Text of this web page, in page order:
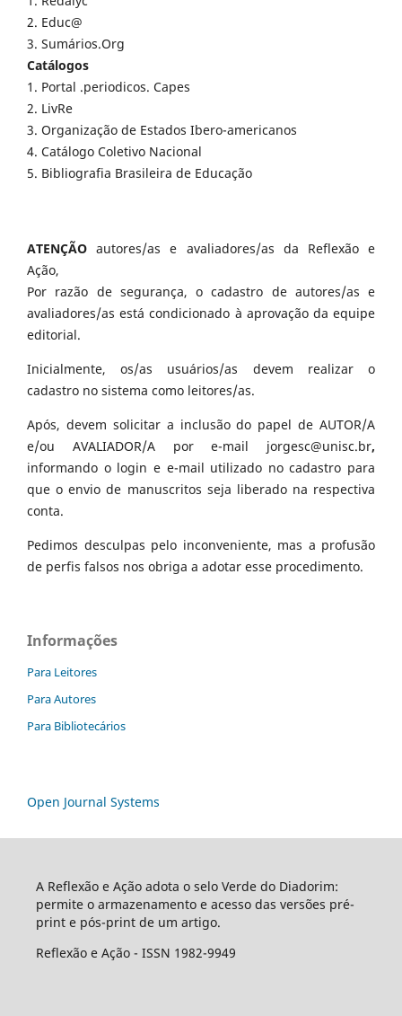
2. Educ@
3. Sumários.Org
Catálogos
1. Portal .periodicos. Capes
2. LivRe
3. Organização de Estados Ibero-americanos
4. Catálogo Coletivo Nacional
5. Bibliografia Brasileira de Educação
ATENÇÃO autores/as e avaliadores/as da Reflexão e
Ação,
Por razão de segurança, o cadastro de autores/as e
avaliadores/as está condicionado à aprovação da equipe
editorial.
Inicialmente, os/as usuários/as devem realizar o
cadastro no sistema como leitores/as.
Após, devem solicitar a inclusão do papel de AUTOR/A
e/ou AVALIADOR/A por e-mail jorgesc@unisc.br,
informando o login e e-mail utilizado no cadastro para
que o envio de manuscritos seja liberado na respectiva
conta.
Pedimos desculpas pelo inconveniente, mas a profusão
de perfis falsos nos obriga a adotar esse procedimento.
Informações
Para Leitores
Para Autores
Para Bibliotecários
Open Journal Systems
A Reflexão e Ação adota o selo Verde do Diadorim:
permite o armazenamento e acesso das versões pré-
print e pós-print de um artigo.
Reflexão e Ação - ISSN 1982-9949